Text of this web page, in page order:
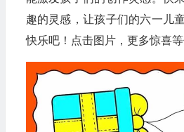
趣的灵感，让孩子们的六一儿
快乐吧！点击图片，更多惊喜等